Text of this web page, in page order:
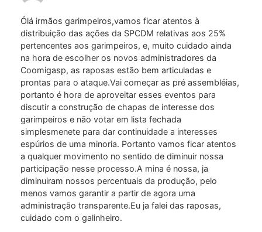
Ólá irmãos garimpeiros,vamos ficar atentos à
distribuição das ações da SPCDM relativas aos 25%
pertencentes aos garimpeiros, e, muito cuidado ainda
na hora de escolher os novos administradores da
Coomigasp, as raposas estão bem articuladas e
prontas para o ataque.Vai começar as pré assembléias,
portanto é hora de aproveitar esses eventos para
discutir a construção de chapas de interesse dos
garimpeiros e não votar em lista fechada
simplesmenete para dar continuidade a interesses
espúrios de uma minoria. Portanto vamos ficar atentos
a qualquer movimento no sentido de diminuir nossa
participação nesse processo.A mina é nossa, ja
diminuiram nossos percentuais da produção, pelo
menos vamos garantir a partir de agora uma
administração transparente.Eu ja falei das raposas,
cuidado com o galinheiro.